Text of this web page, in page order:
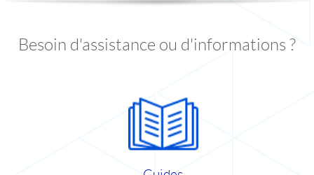
Besoin d'assistance ou d'informations ?